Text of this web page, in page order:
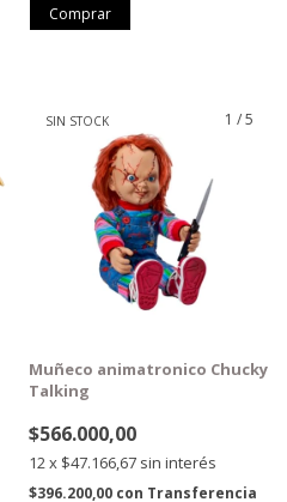
1 /5
SIN STOCK
GRATIS
Muñeco animatronico Chucky
Talking
$566.000,00
12x $47.166,67 sin interés
$396.200,00 con Transferencia